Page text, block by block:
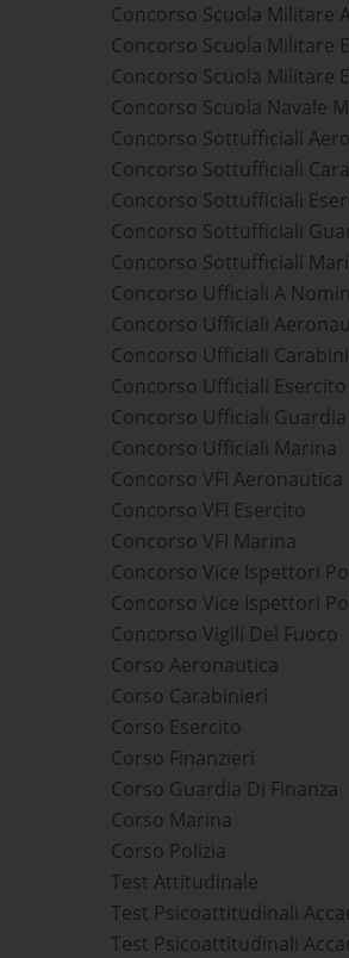
Concorso Scuola Militare
Concorso Sottufficiali
Concorso Sottufficiali
Concorso Sottufficiali
Concorso Sottufficiali
Concorso Sottufficiali
Concorso Ufficiali A
Concorso Ufficiali
Concorso Ufficiali
Concorso Ufficiali Esercito
Concorso Ufficiali Guardia
Concorso Ufficiali Marina
Concorso VFI Aeronautica
Concorso VFI Esercito
Concorso VFI Marina
Concorso Vice Ispettori
Concorso Vigili Del Fuoco
Corso Aeronautica
Corso Carabinieri
Corso Esercito
Corso Finanzieri
Corso Guardia Di Finanza
Corso Marina
Corso Polizia
Test Attitudinale